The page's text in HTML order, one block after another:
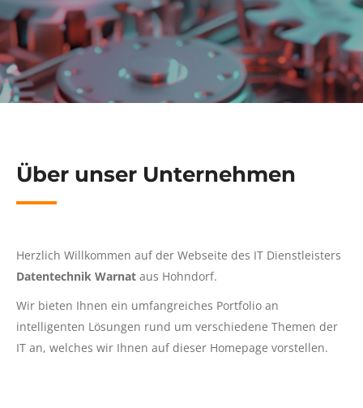
Über unser Unternehmen
Herzlich Willkommen auf der Webseite des IT Dienstleisters
Datentechnik Warnat aus Hohndorf.
Wir bieten Ihnen ein umfangreiches Portfolio an
intelligenten Lösungen rund um verschiedene Themen der
IT an, welches wir Ihnen auf dieser Homepage vorstellen.